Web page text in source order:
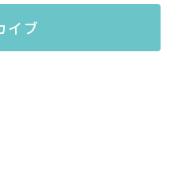
イブ